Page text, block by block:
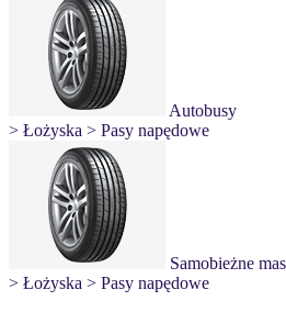
Autobusy
> Łożyska > Pasy napędowe
Samobieżne
> Łożyska > Pasy napędowe